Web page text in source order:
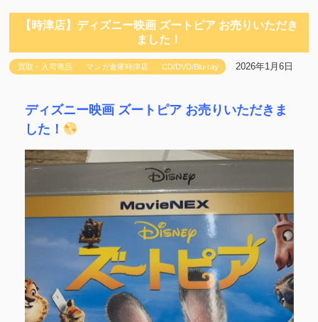
【時津店】ディズニー映画 ズートピア お売りいただき
ました！
買取・入荷商品 マンガ倉庫時津店 CD/DVD/Blu-ray 2026年1月6日
ディズニー映画 ズートピア お売りいただきま
した！